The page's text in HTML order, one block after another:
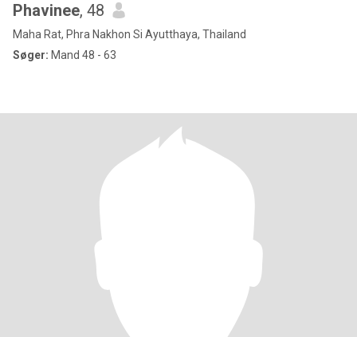
Phavinee, 48
Maha Rat, Phra Nakhon Si Ayutthaya, Thailand
Søger: Mand 48 - 63